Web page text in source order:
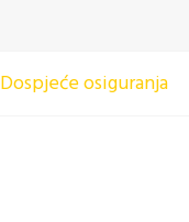
Dospjeće osiguranja